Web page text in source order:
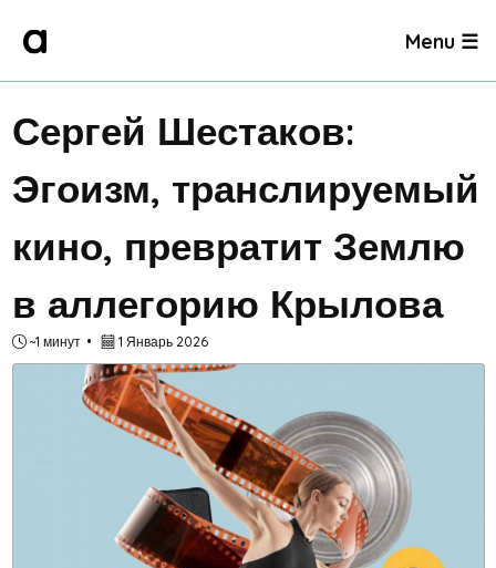
Menu ☰
Сергей Шестаков:
Эгоизм, транслируемый
кино, превратит Землю
в аллегорию Крылова
~1 минут 1 Январь 2026